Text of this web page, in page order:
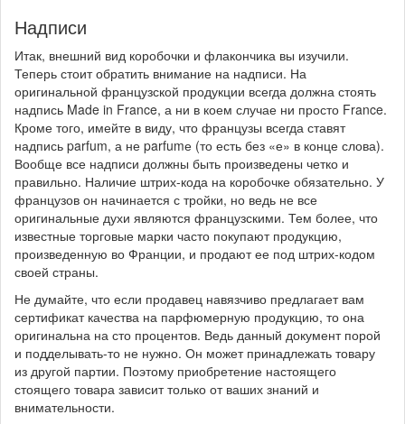
Надписи
Итак, внешний вид коробочки и флакончика вы изучили.
Теперь стоит обратить внимание на надписи. На
оригинальной французской продукции всегда должна стоять
надпись Made in France, а ни в коем случае ни просто France.
Кроме того, имейте в виду, что французы всегда ставят
надпись parfum, а не parfumе (то есть без «е» в конце слова).
Вообще все надписи должны быть произведены четко и
правильно. Наличие штрих-кода на коробочке обязательно. У
французов он начинается с тройки, но ведь не все
оригинальные духи являются французскими. Тем более, что
известные торговые марки часто покупают продукцию,
произведенную во Франции, и продают ее под штрих-кодом
своей страны.
Не думайте, что если продавец навязчиво предлагает вам
сертификат качества на парфюмерную продукцию, то она
оригинальна на сто процентов. Ведь данный документ порой
и подделывать-то не нужно. Он может принадлежать товару
из другой партии. Поэтому приобретение настоящего
стоящего товара зависит только от ваших знаний и
внимательности.